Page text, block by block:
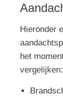
Hieronder
het
vergelijken: